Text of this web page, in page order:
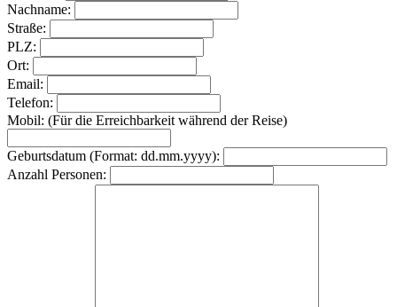
Nachname:
Straße:
PLZ:
Ort:
Email:
Telefon:
Mobil: (Für die Erreichbarkeit während der Reise)
Geburtsdatum (Format: dd.mm.yyyy):
Anzahl Personen: